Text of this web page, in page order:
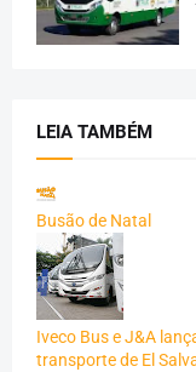
LEIA TAMBÉM
Busão de Natal
Iveco Bus e J&A
transporte de El